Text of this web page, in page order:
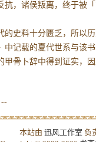
抗，诸侯叛离，终于被
史料十分匮乏，所以历
中记载的夏代世系与该
甲骨卜辞中得到证实，
--
本站由 迅风工作室 负